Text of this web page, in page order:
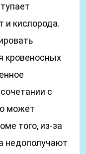
и кислорода.
кровеносных
с
может
того, из-за
недополучают